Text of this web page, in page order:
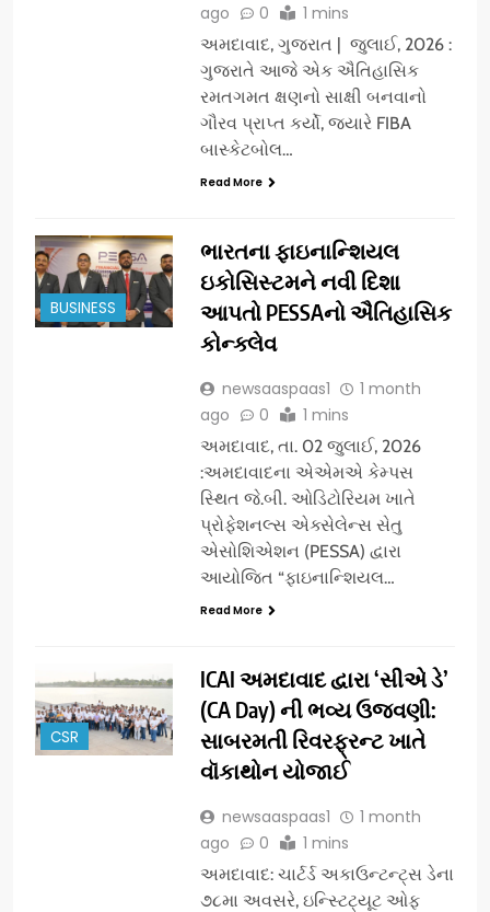
ago
0 1 mins
અમદાવાદ, ગુજરાત | જુલાઈ, 2026 :
ગુજરાતે આજે એક ઐતિહાસિક
રમતગમત ક્ષણનો સાક્ષી બનવાનો
ગૌરવ પ્રાપ્ત કર્યો, જ્યારે FIBA
બાસ્કેટબોલ…
Read More
BUSINESS
ભારતના ફાઇનાન્શિયલ
ઇકોસિસ્ટમને નવી દિશા
આપતો PESSAનો ઐતિહાસિક
કોન્ક્લેવ
newsaaspaas1
1 month
ago
0 1 mins
અમદાવાદ, તા. 02 જુલાઈ, 2026
:અમદાવાદના એએમએ કેમ્પસ
સ્થિત જે.બી. ઓડિટોરિયમ ખાતે
પ્રોફેશનલ્સ એક્સેલેન્સ સેતુ
એસોશિએશન (PESSA) દ્વારા
આયોજિત “ફાઇનાન્શિયલ…
Read More
CSR
ICAI અમદાવાદ દ્વારા ‘સીએ ડે’
(CA Day) ની ભવ્ય ઉજવણી:
સાબરમતી રિવરફ્રન્ટ ખાતે
વૉકાથોન યોજાઈ
newsaaspaas1
1 month
ago
0 1 mins
અમદાવાદ: ચાર્ટર્ડ અકાઉન્ટન્ટ્સ ડેના
૭૮મા અવસરે, ઇન્સ્ટિટ્યૂટ ઓફ